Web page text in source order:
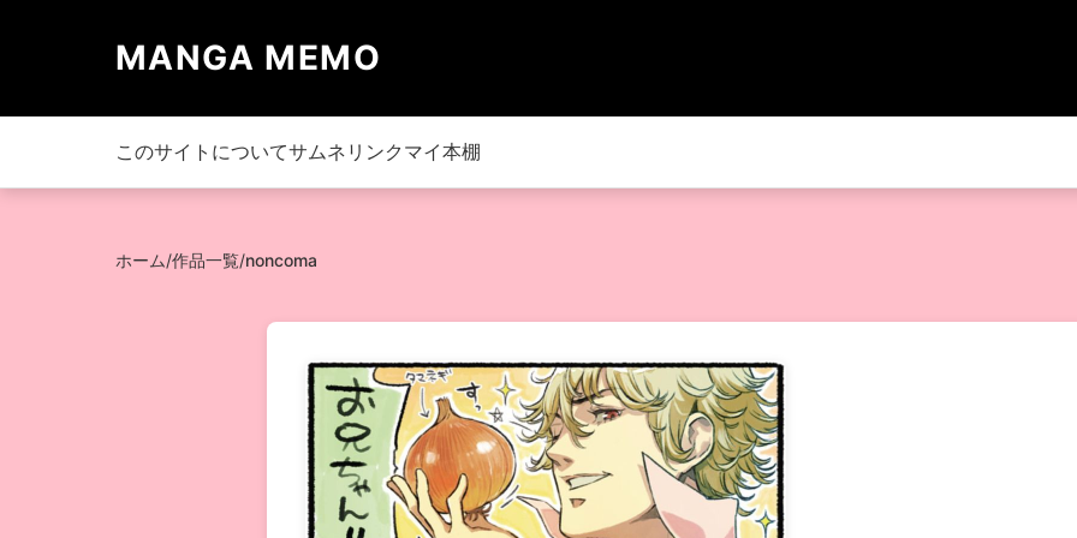
MANGA MEMO
このサイトについてサムネリンク マイ本棚
ホーム/作品一覧/noncoma